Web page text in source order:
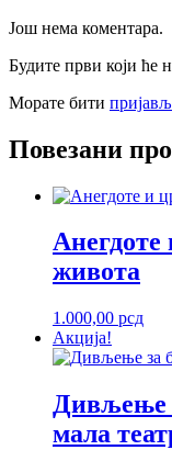
Још нема коментара.
Будите први који ће
Морате бити
Повезани
живота
1.000,00 рсд
Акција!
Дивљење
мала